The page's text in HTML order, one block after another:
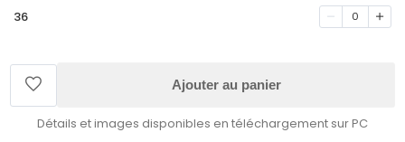
36 0
Ajouter au panier
Détails et images disponibles en téléchargement sur PC